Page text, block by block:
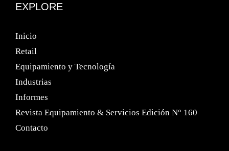
EXPLORE
Inicio
Retail
Equipamiento y Tecnología
Industrias
Informes
Revista Equipamiento & Servicios Edición N° 160
Contacto